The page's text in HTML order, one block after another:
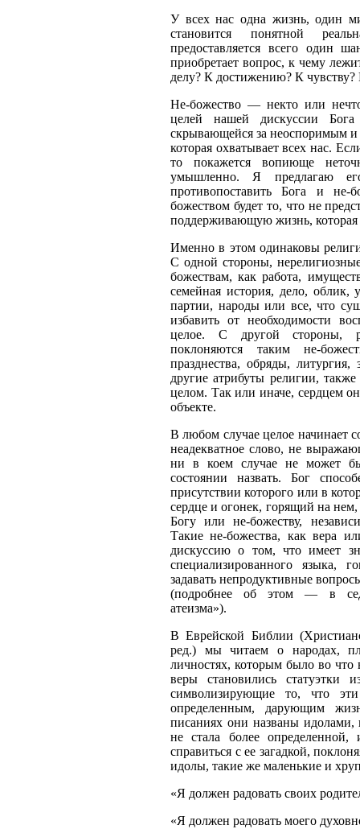
У всех нас одна жизнь, один
становится понятной
предоставляется всего один
приобретает вопрос, к чему
делу? К достижению? К чувству?
He-божество — некто или
целей нашей дискуссии
скрывающейся за неоспоримым
которая охватывает всех нас.
то покажется вопиюще
умышленно. Я предлагаю
противопоставить Бога и
божеством будет то, что не
поддерживающую жизнь, которая
Именно в этом одинаковы
С одной стороны,
божествам, как работа,
семейная история, дело, облик,
партии, народы или все, что
избавить от необходимости
целое. С другой стороны,
поклоняются таким не-
празднества, обряды,
другие атрибуты религии,
целом. Так или иначе, сердцем
объекте.
В любом случае целое начинает
неадекватное слово, не
ни в коем случае не может
состоянии назвать. Бог
присутствии которого или в
сердце и огонек, горящий на
Богу или не-божеству,
Такие не-божества, как вера
дискуссию о том, что имеет
специализированного языка,
задавать непродуктивные
(подробнее об этом — в
атеизма»).
В Еврейской Библии
ред.) мы читаем о народах,
личностях, которым было во что
веры становились статуэтки
символизирующие то, что
определенным, дарующим
писаниях они названы
не стала более
справиться с ее загадкой,
идолы, такие же маленькие и
«Я должен радовать своих
«Я должен радовать моего